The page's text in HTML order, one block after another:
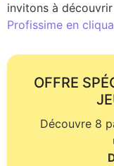
invitons à
Profissime en
OFFRE
Découvre 8